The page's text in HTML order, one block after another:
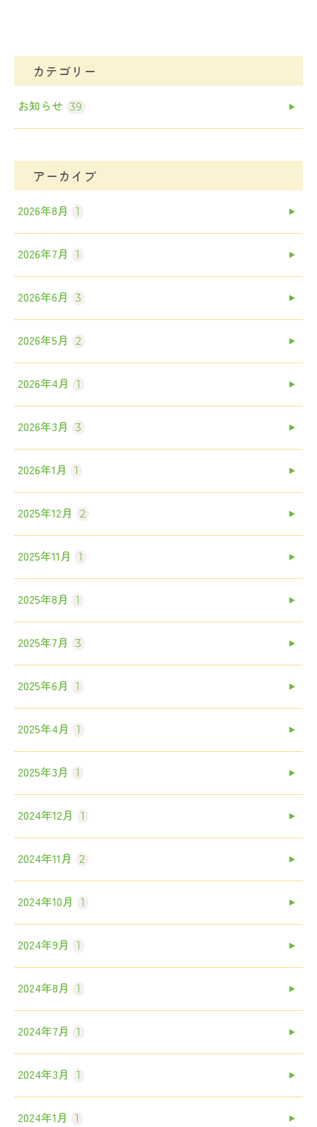
カテゴリー
お知らせ 39
アーカイブ
2026年8月 1
2026年7月 1
2026年6月 3
2026年5月 2
2026年4月 1
2026年3月 3
2026年1月 1
2025年12月 2
2025年11月 1
2025年8月 1
2025年7月 3
2025年6月 1
2025年4月 1
2025年3月 1
2024年12月 1
2024年11月 2
2024年10月 1
2024年9月 1
2024年8月 1
2024年7月 1
2024年3月 1
2024年1月 1